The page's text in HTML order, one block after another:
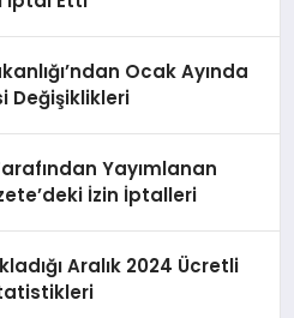
Ocak Ayında
Değişiklikleri
Yayımlanan
İzin İptalleri
Aralık 2024 Ücretli